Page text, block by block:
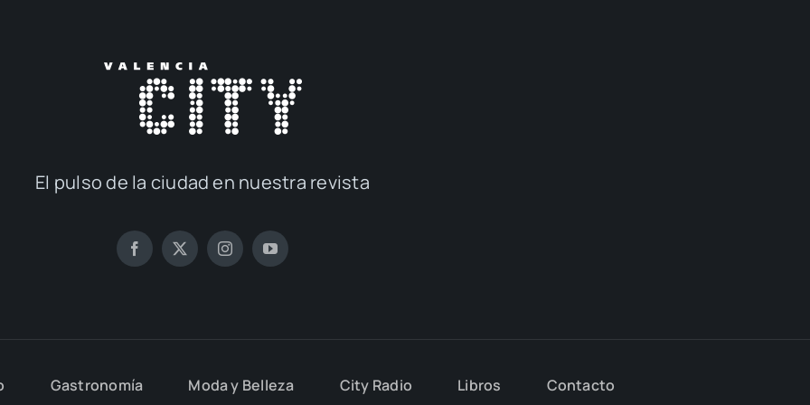
El pul­so de la ciu­dad en nues­tra revis­ta
Gas­tro­no­mía Moda y Belle­za City Radio Libros Con­tac­to